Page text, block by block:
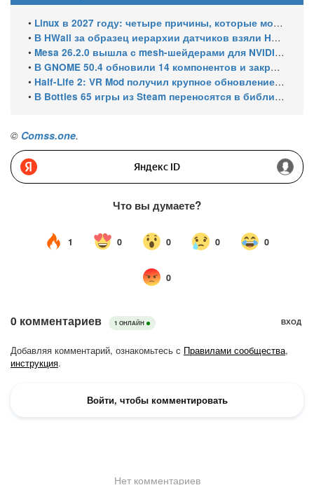
• Linux в 2027 году: четыре причины, которые могут ускорить рост его доли
• В HWall за образец иерархии датчиков взяли HWiNFO64 из Windows
• Mesa 26.2.0 вышла с mesh-шейдерами для NVIDIA, OpenCL 3.1 и исправлениями для игр
• В GNOME 50.4 обновили 14 компонентов и закрыли уязвимости GDM
• Half-Life 2: VR Mod получил крупное обновление и статус Steam Frame Verified
• В Bottles 65 игры из Steam переносятся в библиотеку автоматически
© Comss.one.